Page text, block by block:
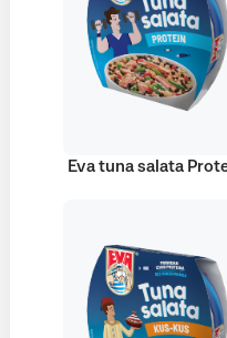
Eva tuna salata